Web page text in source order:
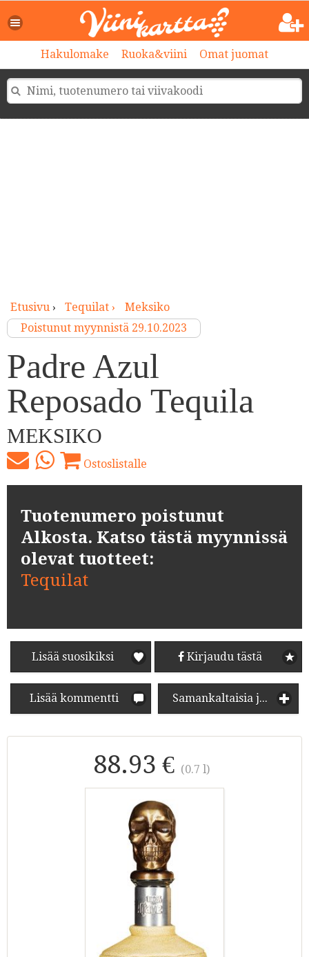
Hakulomake Ruoka&viini Omat juomat
Etusivu› Tequilat ›
Meksiko
Poistunut myynnistä 29.10.2023
Padre Azul
Reposado Tequila
MEKSIKO
Ostoslistalle
Tuotenumero poistunut
Alkosta. Katso tästä myynnissä
olevat tuotteet:
Tequilat
Lisää suosikiksi Kirjaudu tästä
Lisää kommentti Samankaltaisia juomia
88.93 € (0.7 l)